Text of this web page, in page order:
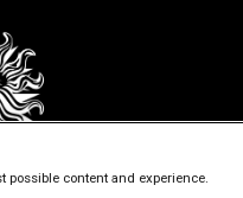
possible content and experience.